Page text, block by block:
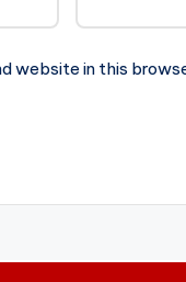
website in this